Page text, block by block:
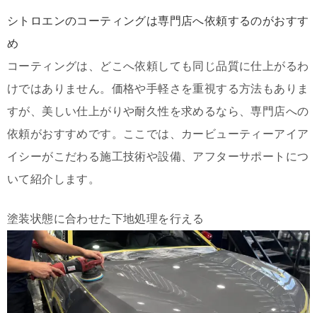
シトロエンのコーティングは専門店へ依頼するのがおすす
め
コーティングは、どこへ依頼しても同じ品質に仕上がるわ
けではありません。価格や手軽さを重視する方法もありま
すが、美しい仕上がりや耐久性を求めるなら、専門店への
依頼がおすすめです。ここでは、カービューティーアイア
イシーがこだわる施工技術や設備、アフターサポートにつ
いて紹介します。
塗装状態に合わせた下地処理を行える